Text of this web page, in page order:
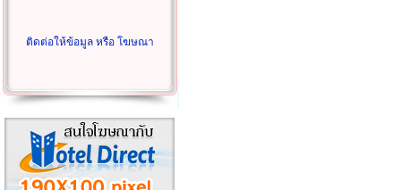
ติดต่อให้ข้อมูล หรือ โฆษณา